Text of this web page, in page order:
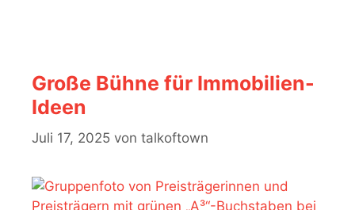
Große Bühne für Immobilien-
Ideen
Juli 17, 2025 von talkoftown